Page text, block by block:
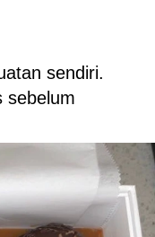
sendiri.
sebelum